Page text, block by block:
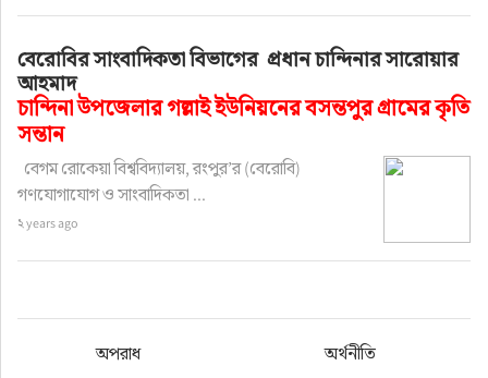
বেরোবির সাংবাদিকতা বিভাগের প্রধান চান্দিনার সারোয়ার
আহমাদ
চান্দিনা উপজেলার গল্লাই ইউনিয়নের বসন্তপুর গ্রামের কৃতি
সন্তান
বেগম রোকেয়া বিশ্ববিদ্যালয়, রংপুর’র (বেরোবি)
গণযোগাযোগ ও সাংবাদিকতা ...
২ years ago
অপরাধ
অর্থনীতি